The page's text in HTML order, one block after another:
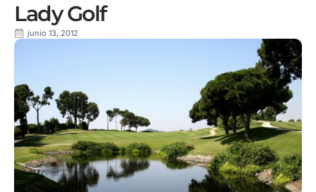
Lady Golf
junio 13, 2012